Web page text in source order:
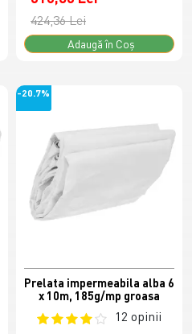
424,36 Lei
Adaugă în Coş
-20.7%
Prelata impermeabila alba 6
x 10m, 185g/mp groasa
12 opinii